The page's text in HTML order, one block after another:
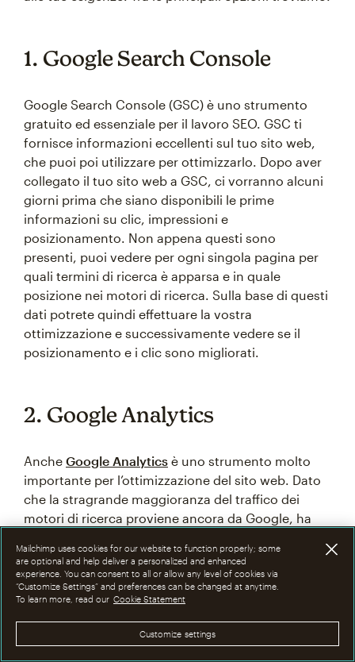
1. Google Search Console
Google Search Console (GSC) è uno strumento
gratuito ed essenziale per il lavoro SEO. GSC ti
fornisce informazioni eccellenti sul tuo sito web,
che puoi poi utilizzare per ottimizzarlo. Dopo aver
collegato il tuo sito web a GSC, ci vorranno alcuni
giorni prima che siano disponibili le prime
informazioni su clic, impressioni e
posizionamento. Non appena questi sono
presenti, puoi vedere per ogni singola pagina per
quali termini di ricerca è apparsa e in quale
posizione nei motori di ricerca. Sulla base di questi
dati potrete quindi effettuare la vostra
ottimizzazione e successivamente vedere se il
posizionamento e i clic sono migliorati.
2. Google Analytics
Anche Google Analytics è uno strumento molto
importante per l’ottimizzazione del sito web. Dato
che la stragrande maggioranza del traffico dei
motori di ricerca proviene ancora da Google, ha
interpreta il tuo sito web. Google Analytics può
aiutarti a rivedere alcune componenti del tuo sito
web per capire come ti classifichi per determinati
tua campagna SEO così da capire cosa funziona e
cosa no.
Mailchimp uses cookies for our website to function properly; some
are optional and help deliver a personalized and enhanced
experience. You can consent to all or allow any level of cookies via
“Customize Settings” and preferences can be changed at anytime.
To learn more, read our Cookie Statement
Customize settings